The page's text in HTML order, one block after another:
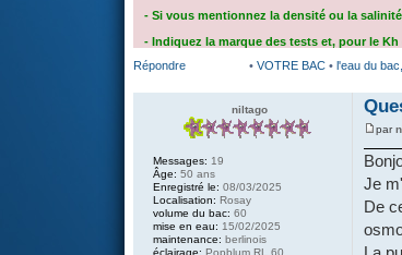
- Si vous mentionnez la densité ou la
- Indiquez la marque des tests et, pour le
Répondre
• VOTRE BAC • l'eau du
par
Je
De
niltago
Messages: 19
Âge: 50 ans
Enregistré le: 08/03/2025
Localisation: Rosay
volume du bac: 60
mise en eau: 15/02/2025
maintenance: berlinois
éclairage: Popblum RL 60